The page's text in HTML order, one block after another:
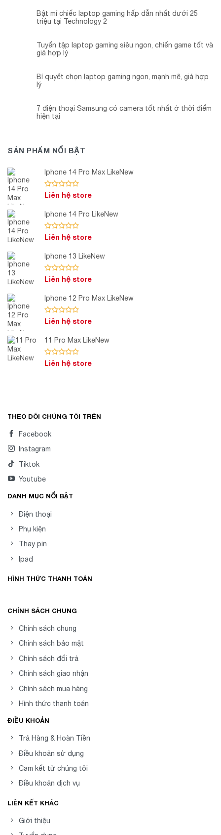
Bật mí chiếc laptop gaming hấp dẫn nhất dưới 25
triệu tại Technology 2
Tuyển tập laptop gaming siêu ngon, chiến game tốt và
giá hợp lý
Bí quyết chọn laptop gaming ngon, mạnh mẽ, giá hợp
lý
7 điện thoại Samsung có camera tốt nhất ở thời điểm
hiện tại
SẢN PHẨM NỔI BẬT
Iphone 14 Pro Max LikeNew
Được
0
5
sao
Liên hệ store
Iphone 14 Pro LikeNew
Được
0
5
sao
Liên hệ store
Iphone 13 LikeNew
Được
0
5
sao
Liên hệ store
Iphone 12 Pro Max LikeNew
Được
0
5
sao
Liên hệ store
11 Pro Max LikeNew
Được
Liên hệ store
THEO DÕI CHÚNG TÔI TRÊN
Facebook
Instagram
Tiktok
Youtube
DANH MỤC NỔI BẬT
Điện thoại
Phụ kiện
Thay pin
Ipad
HÌNH THỨC THANH TOÁN
CHÍNH SÁCH CHUNG
Chính sách chung
Chính sách bảo mật
Chính sách đổi trả
Chính sách giao nhận
Chính sách mua hàng
Hình thức thanh toán
ĐIỀU KHOẢN
Trả Hàng & Hoàn Tiền
Điều khoản sử dụng
Cam kết từ chúng tôi
Điều khoản dịch vụ
LIÊN KẾT KHÁC
Giới thiệu